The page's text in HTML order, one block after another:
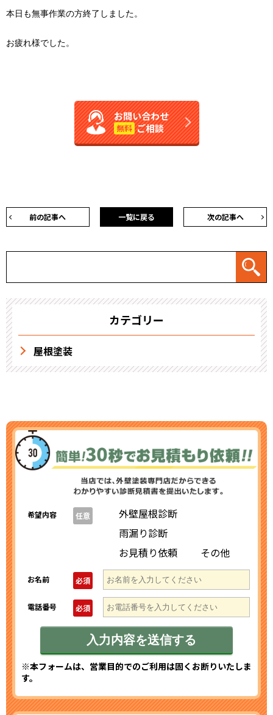
本日も無事作業の方終了しました。
お疲れ様でした。
お問い合わせ
無料 ご相談
前の記事へ 次の記事へ
一覧に戻る
カテゴリー
屋根塗装
希望内容 任意
外壁屋根診断
雨漏り診断
お見積り依頼
その他
お名前 必須
電話番号 必須
※本フォームは、営業目的でのご利用は固くお断りいたしま
す。